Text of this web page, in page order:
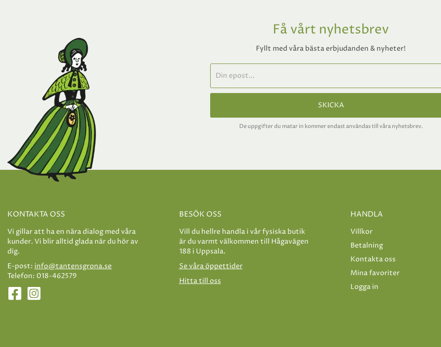
Få vårt nyhetsbrev
Fyllt med våra bästa erbjudanden & nyheter!
SKICKA
De uppgifter du matar in kommer endast användas till våra nyhetsbrev.
KONTAKTA OSS
Vi gillar att ha en nära dialog med våra
kunder. Vi blir alltid glada när du hör av
dig.
E-post: info@tantensgrona.se
Telefon: 018-462579
BESÖK OSS
Vill du hellre handla i vår fysiska butik
är du varmt välkommen till Hågavägen
188 i Uppsala.
Se våra öppettider
Hitta till oss
HANDLA
Villkor
Betalning
Kontakta oss
Mina favoriter
Logga in